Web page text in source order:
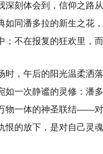
深刻体会到，信仰之路
如同潘多拉的新生之花
；不在报复的狂欢里，
时，午后的阳光温柔洒
如一次静谧的灵修：潘
物一体的神圣联结——对
恨的放下，是对自己灵魂